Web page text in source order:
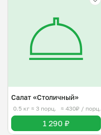
Салат «Столичный»
0.5 кг ≈ 3 порц. ≈ 430₽ / порц.
1 290 ₽